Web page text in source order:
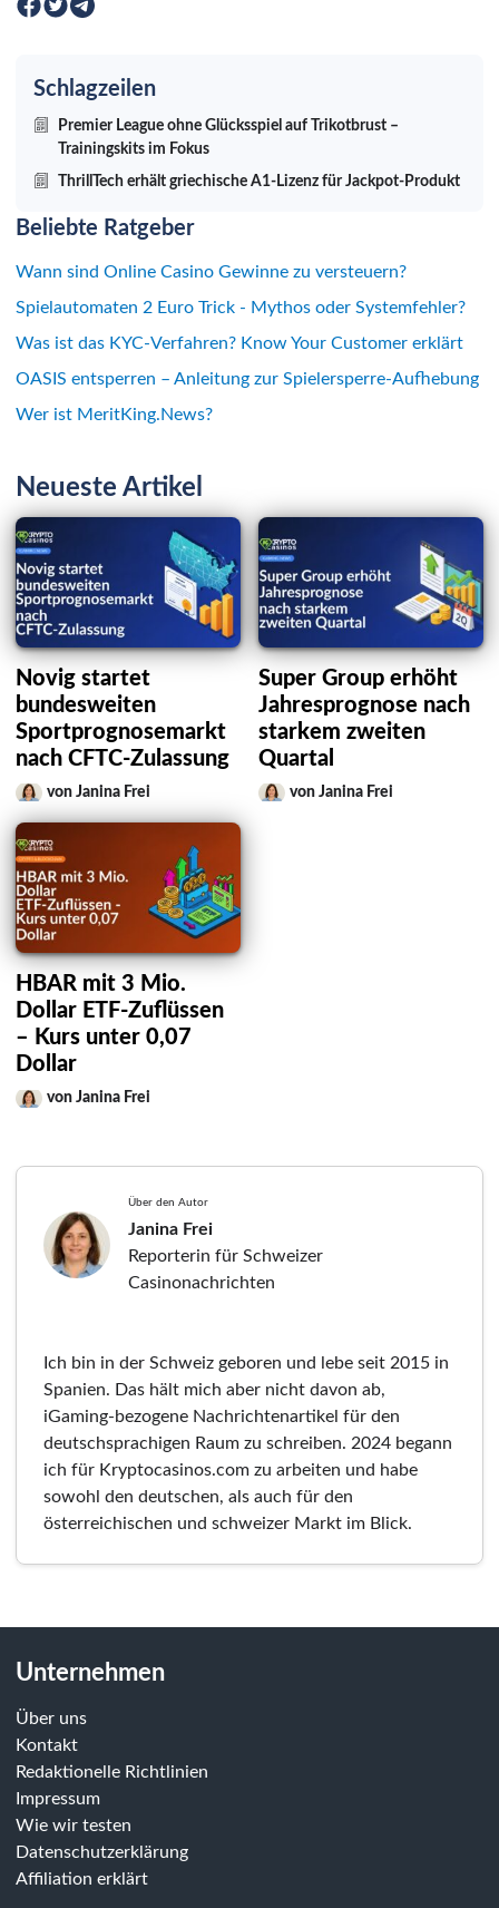
Schlagzeilen
Premier League ohne Glücksspiel auf Trikotbrust –
Trainingskits im Fokus
ThrillTech erhält griechische A1-Lizenz für Jackpot-Produkt
Beliebte Ratgeber
Wann sind Online Casino Gewinne zu versteuern?
Spielautomaten 2 Euro Trick - Mythos oder Systemfehler?
Was ist das KYC-Verfahren? Know Your Customer erklärt
OASIS entsperren – Anleitung zur Spielersperre-Aufhebung
Wer ist MeritKing.News?
Neueste Artikel
Novig startet
bundesweiten
Sportprognosemarkt
nach CFTC-Zulassung
von Janina Frei
Super Group erhöht
Jahresprognose nach
starkem zweiten
Quartal
von Janina Frei
HBAR mit 3 Mio.
Dollar ETF-Zuflüssen
– Kurs unter 0,07
Dollar
von Janina Frei
Über den Autor
Janina Frei
Reporterin für Schweizer
Casinonachrichten
Ich bin in der Schweiz geboren und lebe seit 2015 in
Spanien. Das hält mich aber nicht davon ab,
iGaming-bezogene Nachrichtenartikel für den
deutschsprachigen Raum zu schreiben. 2024 begann
ich für Kryptocasinos.com zu arbeiten und habe
sowohl den deutschen, als auch für den
österreichischen und schweizer Markt im Blick.
Unternehmen
Über uns
Kontakt
Redaktionelle Richtlinien
Impressum
Wie wir testen
Datenschutzerklärung
Affiliation erklärt